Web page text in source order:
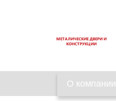
МЕТАЛИЧЕСКИЕ ДВЕРИ И
КОНСТРУКЦИИ
О компании